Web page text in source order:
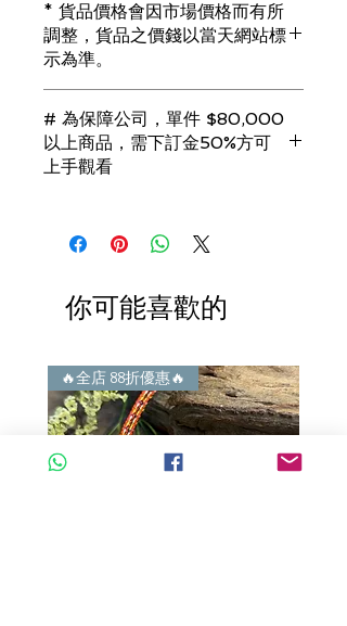
冇加色！冇化妝！
i) 所有已鑲玉器珠寶丶玉鐲丶擺件皆 奉
送 [香港翡翠鑑証書]
真鑽。
i) 成色足。冇鍍金！冇包金！冇假金！
3) 顧客所花費一分一毫全部都是珠寶本
身應有價值。
4) 世襲經營，經驗豐富。不是學院派，
* 貨品價格會因市場價格而有所
調整，貨品之價錢以當天網站標
示為準。
# 為保障公司，單件 $80,000
以上商品，需下訂金50%方可
上手觀看
（訂金只接受 現金 或 信用卡）
你可能喜歡的
🔥全店 88折優惠🔥